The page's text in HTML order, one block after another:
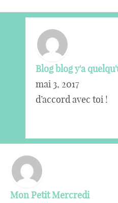
Blog blog y'a
mai 3, 2017
d’accord avec toi !
Mon Petit Mercredi